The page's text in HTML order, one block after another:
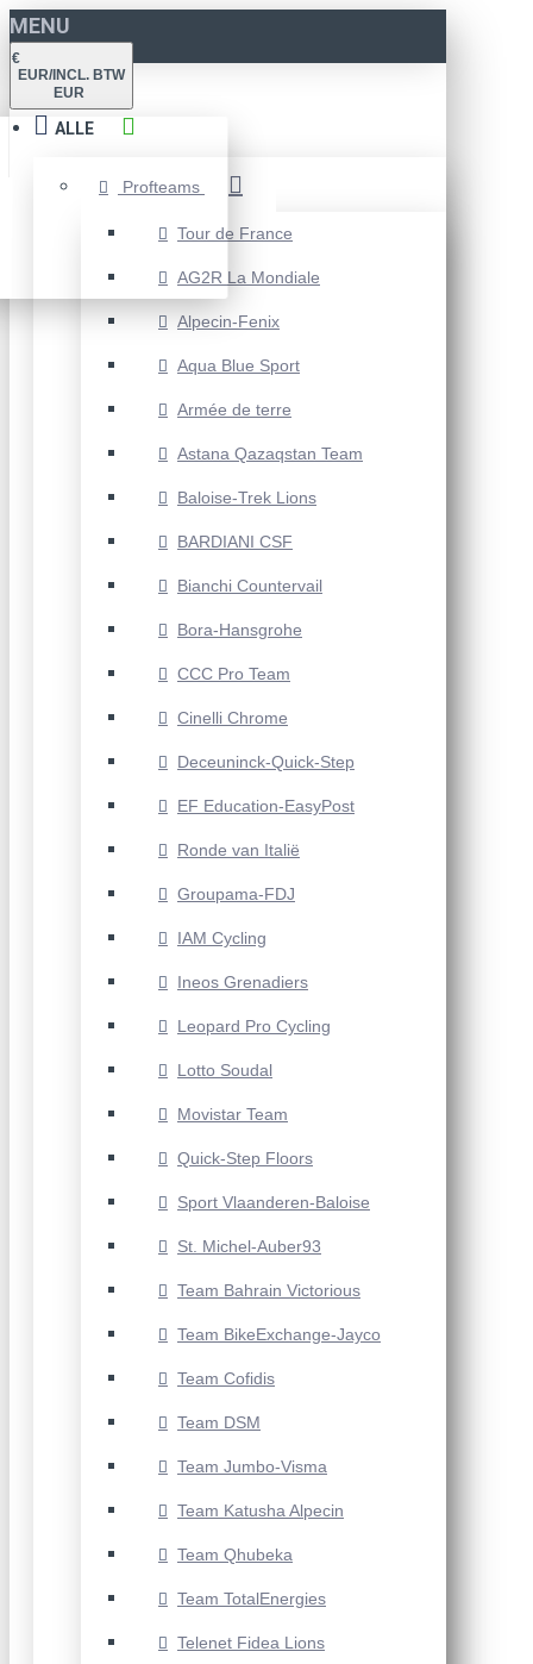
MENU
€
EUR/INCL. BTW
EUR
ALLE
Profteams
Tour de France
AG2R La Mondiale
Alpecin-Fenix
Aqua Blue Sport
Armée de terre
Astana Qazaqstan Team
Baloise-Trek Lions
BARDIANI CSF
Bianchi Countervail
Bora-Hansgrohe
CCC Pro Team
Cinelli Chrome
Deceuninck-Quick-Step
EF Education-EasyPost
Ronde van Italië
Groupama-FDJ
IAM Cycling
Ineos Grenadiers
Leopard Pro Cycling
Lotto Soudal
Movistar Team
Quick-Step Floors
Sport Vlaanderen-Baloise
St. Michel-Auber93
Team Bahrain Victorious
Team BikeExchange-Jayco
Team Cofidis
Team DSM
Team Jumbo-Visma
Team Katusha Alpecin
Team Qhubeka
Team TotalEnergies
Telenet Fidea Lions